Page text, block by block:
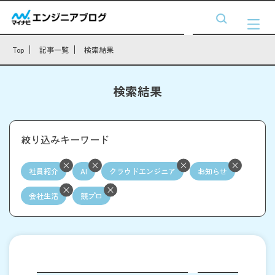
Top 記事一覧 検索結果
検索結果
絞り込みキーワード
社員紹介 AI クラウドエンジニア お知らせ
会社生活 競プロ